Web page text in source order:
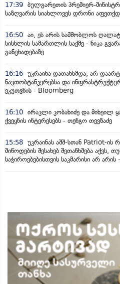
17:39 ბულგარეთის პრემიერ-
საზღვარის სიახლოვეს დრონი
16:50 აი, ეს არის სამშობლოს
სისხლის სამართლის საქმე - ნიკა
განცხადებაზე
16:16 უკრაინა დათანხმდა, არ
ნავთობტანკერებსა და
ეკუთვნის - Bloomberg
16:10 ირაკლი კობახიძე და მიხეილ
ქვეყნის ინტერესებს - თენგო თევზაძე
15:58 უკრაინას აშშ-სთან Patriot-ის
მიწოდების შესახებ შეთანხმება აქვს,
საჭიროებებისთვის საკმარისი არ